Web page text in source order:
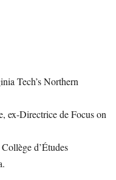
Tech’s Northern
ex-Directrice de Focus on
d’Études